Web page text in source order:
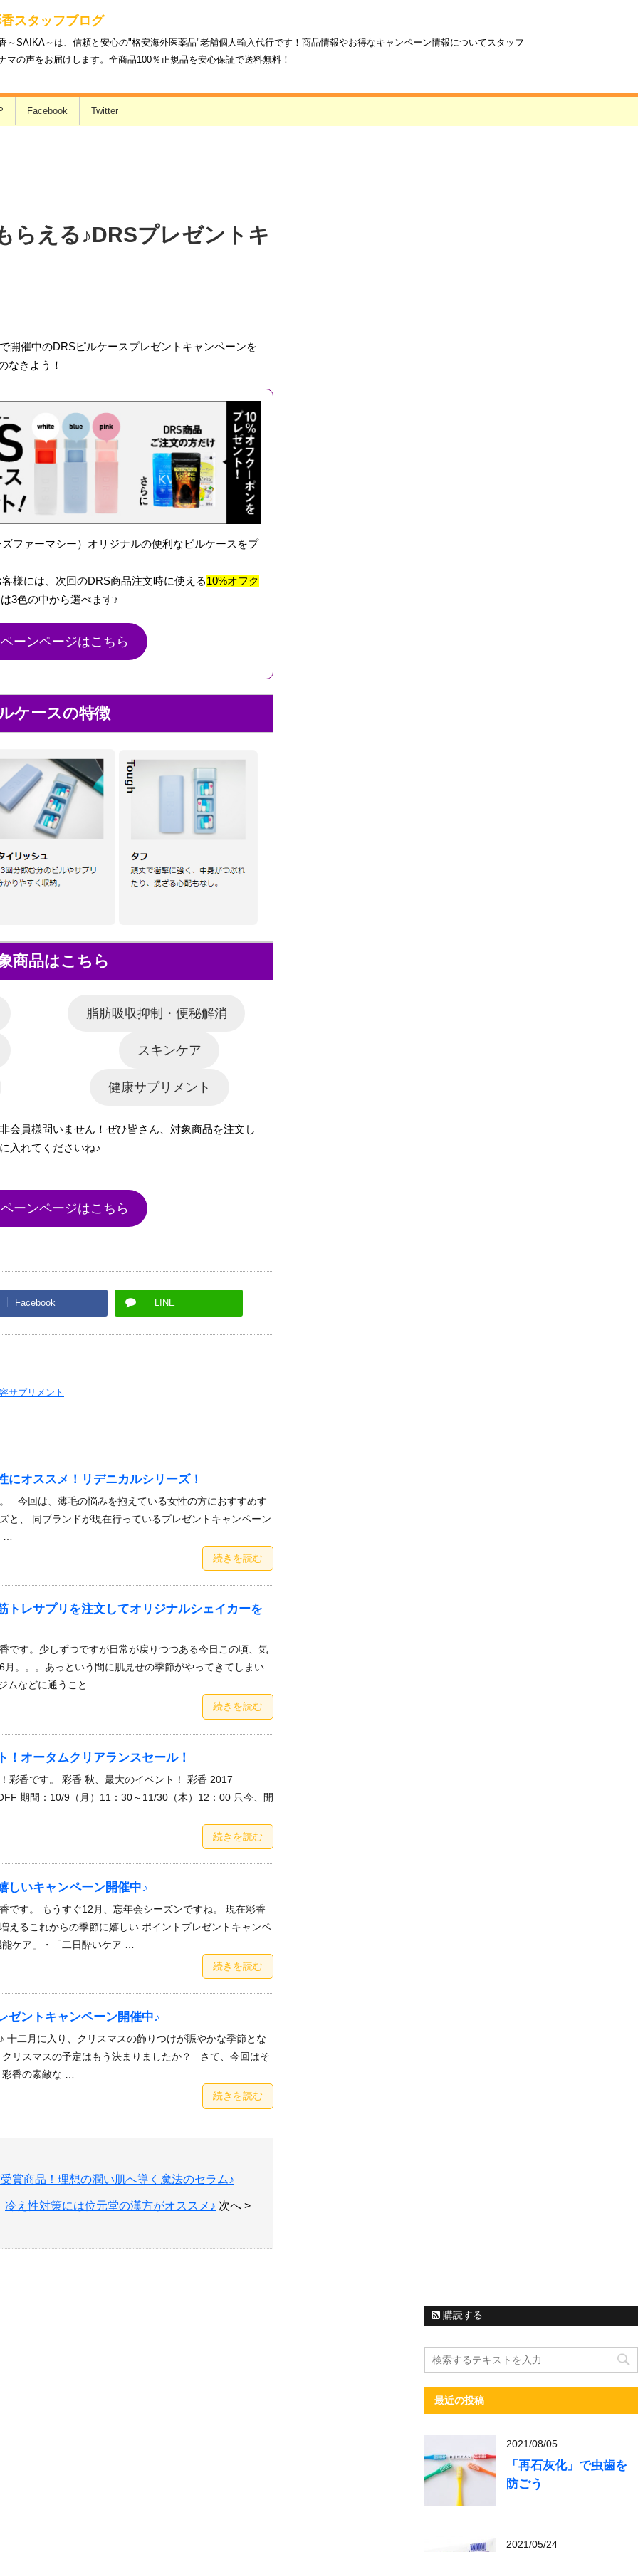
スタッフブログ
～SAIKA～は、信頼と安心の"格安海外医薬品"老舗個人輸入代行です！商品情報やお得なキャンペーン情報についてスタッフ
マの声をお届けします。全商品100％正規品を安心保証で送料無料！
Facebook Twitter
らえる♪DRSプレゼントキ
開催中のDRSピルケースプレゼントキャンペーンを
なきよう！
ファーマシー）オリジナルの便利なピルケースをプ
様には、次回のDRS商品注文時に使える10%オフク
3色の中から選べます♪
ーンページはこちら
ケースの特徴
商品はこちら
脂肪吸収抑制・便秘解消
スキンケア
健康サプリメント
会員様問いません！ぜひ皆さん、対象商品を注文し
入れてくださいね♪
ーンページはこちら
Facebook LINE
サプリメント
にオススメ！リデニカルシリーズ！
今回は、薄毛の悩みを抱えている女性の方におすすめす
と、 同ブランドが現在行っているプレゼントキャンペーン
続きを読む
トレサプリを注文してオリジナルシェイカーを
です。少しずつですが日常が戻りつつある今日この頃、気
月。。。あっという間に肌見せの季節がやってきてしまい
ムなどに通うこと …
続きを読む
！オータムクリアランスセール！
彩香です。 彩香 秋、最大のイベント！ 彩香 2017
期間：10/9（月）11：30～11/30（木）12：00 只今、開
続きを読む
しいキャンペーン開催中♪
です。 もうすぐ12月、忘年会シーズンですね。 現在彩香
えるこれからの季節に嬉しい ポイントプレゼントキャンペ
ケア」・「二日酔いケア …
続きを読む
ゼントキャンペーン開催中♪
十二月に入り、クリスマスの飾りつけが賑やかな季節とな
リスマスの予定はもう決まりましたか？ さて、今回はそ
彩香の素敵な …
続きを読む
賞商品！理想の潤い肌へ導く魔法のセラム♪
冷え性対策には位元堂の漢方がオススメ♪ 次へ >
購読する
最近の投稿
2021/08/05
「再石灰化」で虫歯を
防ごう
2021/05/24